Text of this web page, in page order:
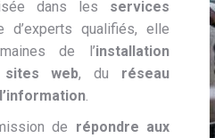
dans les services
d’experts qualifiés, elle
de l’installation
web, du réseau
.
de répondre aux